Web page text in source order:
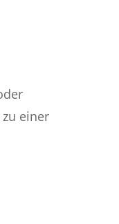
einer